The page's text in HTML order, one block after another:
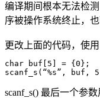
编译期间根本无法检
序被操作系统终止，
更改上面的代码，使用
char buf[5] = {0};
scanf_s(“%s”, buf,
scanf_s() 最后一个参